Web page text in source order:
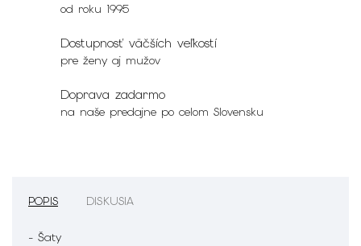
od roku 1995
Dostupnosť väčších veľkostí
pre ženy aj mužov
Doprava zadarmo
na naše predajne po celom Slovensku
POPIS DISKUSIA
- Šaty